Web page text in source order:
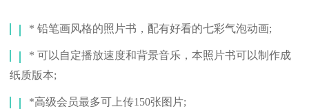
* 铅笔画风格的照片书，配有好看的七彩气泡动画;
* 可以自定播放速度和背景音乐，本照片书可以制作成
纸质版本;
*高级会员最多可上传150张图片;